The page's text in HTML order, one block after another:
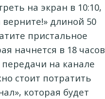
на экран в 10:10,
длиной 50
пристальное
начнется в 18 часов
на канале
стоит потратить
которая будет